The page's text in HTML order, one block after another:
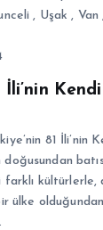
, Uşak , Van
İli’nin
81 İli’nin
doğusundan
farklı
ülke